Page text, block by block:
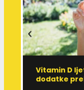
Vitamin D
dodatke